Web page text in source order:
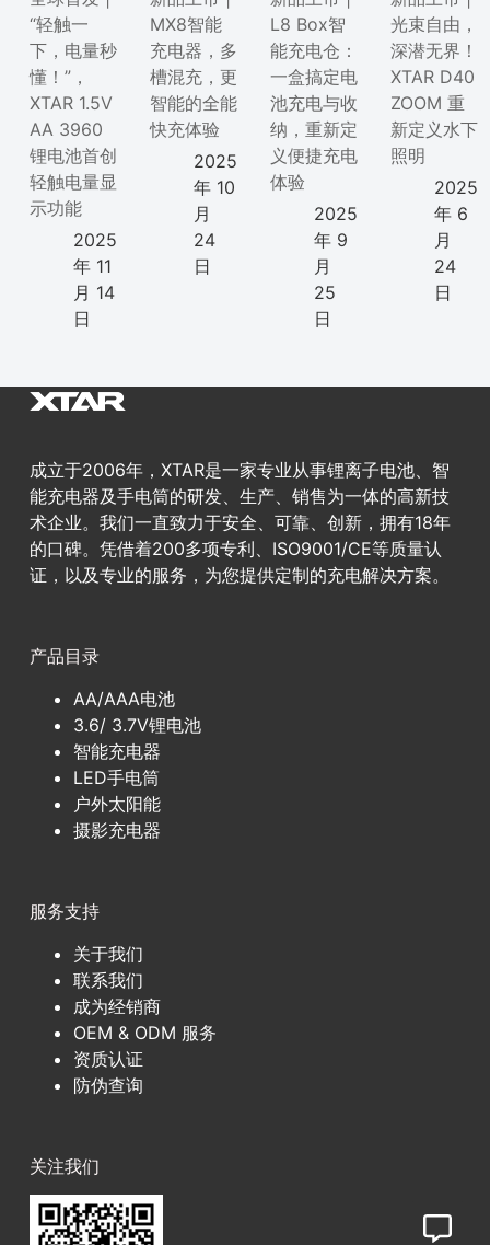
“轻触一
下，电量秒
懂！”，
XTAR 1.5V
AA 3960
锂电池首创
轻触电量显
示功能
2025
年 11
月 14
日
MX8智能
充电器，多
槽混充，更
智能的全能
快充体验
2025
年 10
月
24
日
L8 Box智
能充电仓：
一盒搞定电
池充电与收
纳，重新定
义便捷充电
体验
2025
年 9
月
25
日
光束自由，
深潜无界！
XTAR D40
ZOOM 重
新定义水下
照明
2025
年 6
月
24
日
成立于2006年，XTAR是一家专业从事锂离子电池、智
能充电器及手电筒的研发、生产、销售为一体的高新技
术企业。我们一直致力于安全、可靠、创新，拥有18年
的口碑。凭借着200多项专利、ISO9001/CE等质量认
证，以及专业的服务，为您提供定制的充电解决方案。
产品目录
AA/AAA电池
3.6/ 3.7V锂电池
智能充电器
LED手电筒
户外太阳能
摄影充电器
服务支持
关于我们
联系我们
成为经销商
OEM & ODM 服务
资质认证
防伪查询
关注我们